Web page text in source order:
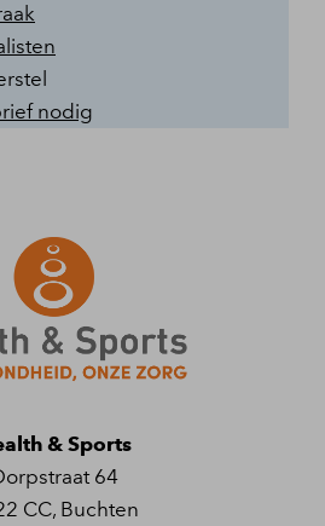
nodig
& Sports
64
CC, Buchten